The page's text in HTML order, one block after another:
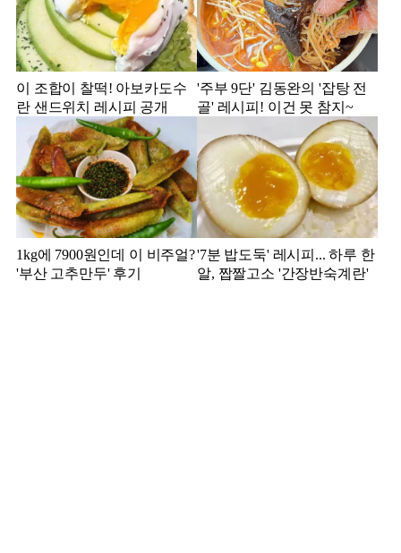
이 조합이 찰떡! 아보카도수
란 샌드위치 레시피 공개
'주부 9단' 김동완의 '잡탕 전
골' 레시피! 이건 못 참지~
1kg에 7900원인데 이 비주얼?
'부산 고추만두' 후기
'7분 밥도둑' 레시피... 하루 한
알, 짭짤고소 '간장반숙계란'